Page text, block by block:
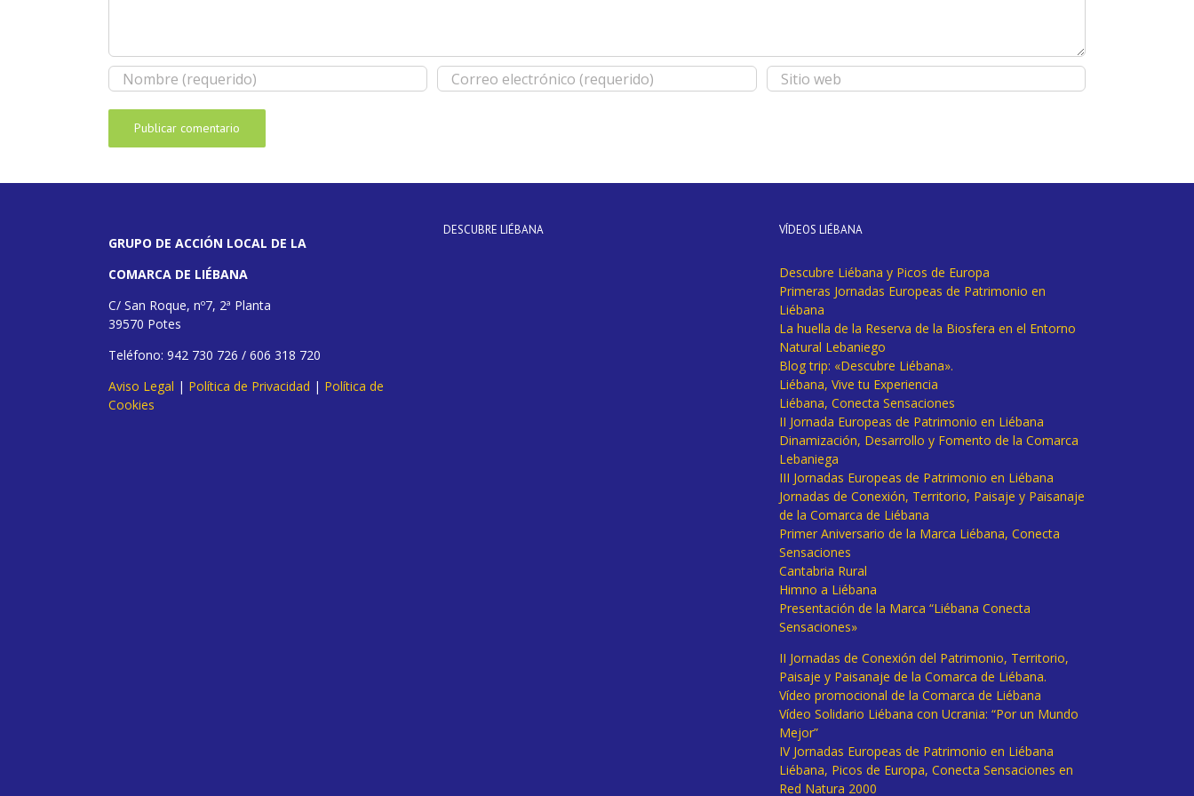
GRUPO DE ACCIÓN LOCAL DE LA
COMARCA DE LIÉBANA
C/ San Roque, nº7, 2ª Planta
39570 Potes
Teléfono: 942 730 726 / 606 318 720
Aviso Legal | Política de Privacidad | Política de
Cookies
DESCUBRE LIÉBANA VÍDEOS LIÉBANA
Descubre Liébana y Picos de Europa
Primeras Jornadas Europeas de Patrimonio en
Liébana
La huella de la Reserva de la Biosfera en el Entorno
Natural Lebaniego
Blog trip: «Descubre Liébana».
Liébana, Vive tu Experiencia
Liébana, Conecta Sensaciones
II Jornada Europeas de Patrimonio en Liébana
Dinamización, Desarrollo y Fomento de la Comarca
Lebaniega
III Jornadas Europeas de Patrimonio en Liébana
Jornadas de Conexión, Territorio, Paisaje y Paisanaje
de la Comarca de Liébana
Primer Aniversario de la Marca Liébana, Conecta
Sensaciones
Cantabria Rural
Himno a Liébana
Presentación de la Marca “Liébana Conecta
Sensaciones»
II Jornadas de Conexión del Patrimonio, Territorio,
Paisaje y Paisanaje de la Comarca de Liébana.
Vídeo promocional de la Comarca de Liébana
Vídeo Solidario Liébana con Ucrania: “Por un Mundo
Mejor”
IV Jornadas Europeas de Patrimonio en Liébana
Liébana, Picos de Europa, Conecta Sensaciones en
Red Natura 2000